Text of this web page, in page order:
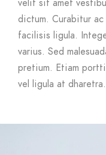
velit sit amet
dictum. Curabitur
facilisis ligula.
varius. Sed
pretium. Etiam
vel ligula at dharetra.